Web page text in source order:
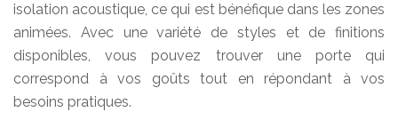
isolation acoustique, ce qui est bénéfique dans les zones
animées. Avec une variété de styles et de finitions
disponibles, vous pouvez trouver une porte qui
correspond à vos goûts tout en répondant à vos
besoins pratiques.